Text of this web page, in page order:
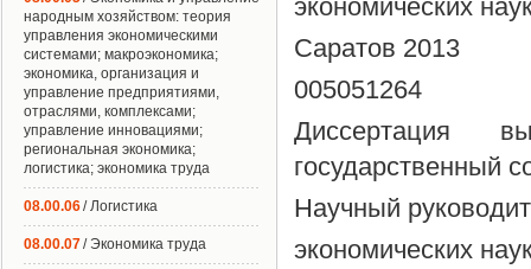
экономических
Саратов 2013
005051264
Диссертация
государственный
Научный
экономических
народным хозяйством: теория
управления экономическими
системами; макроэкономика;
экономика, организация и
управление предприятиями,
отраслями, комплексами;
управление инновациями;
региональная экономика;
логистика; экономика труда
08.00.06/ Логистика
08.00.07/ Экономика труда